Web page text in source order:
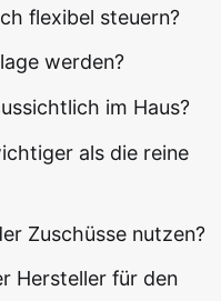
flexibel steuern?
werden?
im Haus?
als die reine
Zuschüsse nutzen?
Hersteller für den